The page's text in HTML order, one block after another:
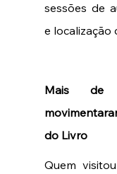
sessões de
e localização
Mais de
do Livro
Quem